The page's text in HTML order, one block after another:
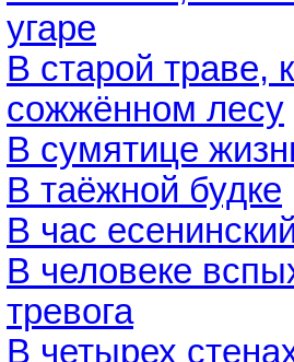
угаре
В старой траве,
сожжённом лесу
В сумятице
В таёжной будке
В час
В человеке
тревога
В четырех